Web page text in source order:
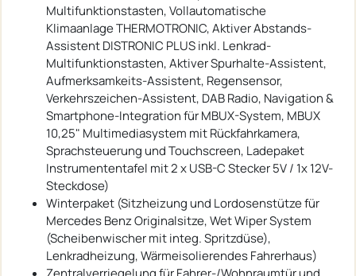
Multifunktionstasten, Vollautomatische
Klimaanlage THERMOTRONIC, Aktiver Abstands-
Assistent DISTRONIC PLUS inkl. Lenkrad-
Multifunktionstasten, Aktiver Spurhalte-Assistent,
Aufmerksamkeits-Assistent, Regensensor,
Verkehrszeichen-Assistent, DAB Radio, Navigation &
Smartphone-Integration für MBUX-System, MBUX
10,25" Multimediasystem mit Rückfahrkamera,
Sprachsteuerung und Touchscreen, Ladepaket
Instrumententafel mit 2 x USB-C Stecker 5V / 1x 12V-
Steckdose)
Winterpaket (Sitzheizung und Lordosenstütze für
Mercedes Benz Originalsitze, Wet Wiper System
(Scheibenwischer mit integ. Spritzdüse),
Lenkradheizung, Wärmeisolierendes Fahrerhaus)